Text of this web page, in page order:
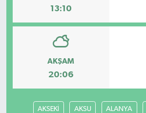
13:10
AKŞAM
20:06
AKSEKİ AKSU ALANYA
MAGAZİN
MEDYA
SEÇİM 2011